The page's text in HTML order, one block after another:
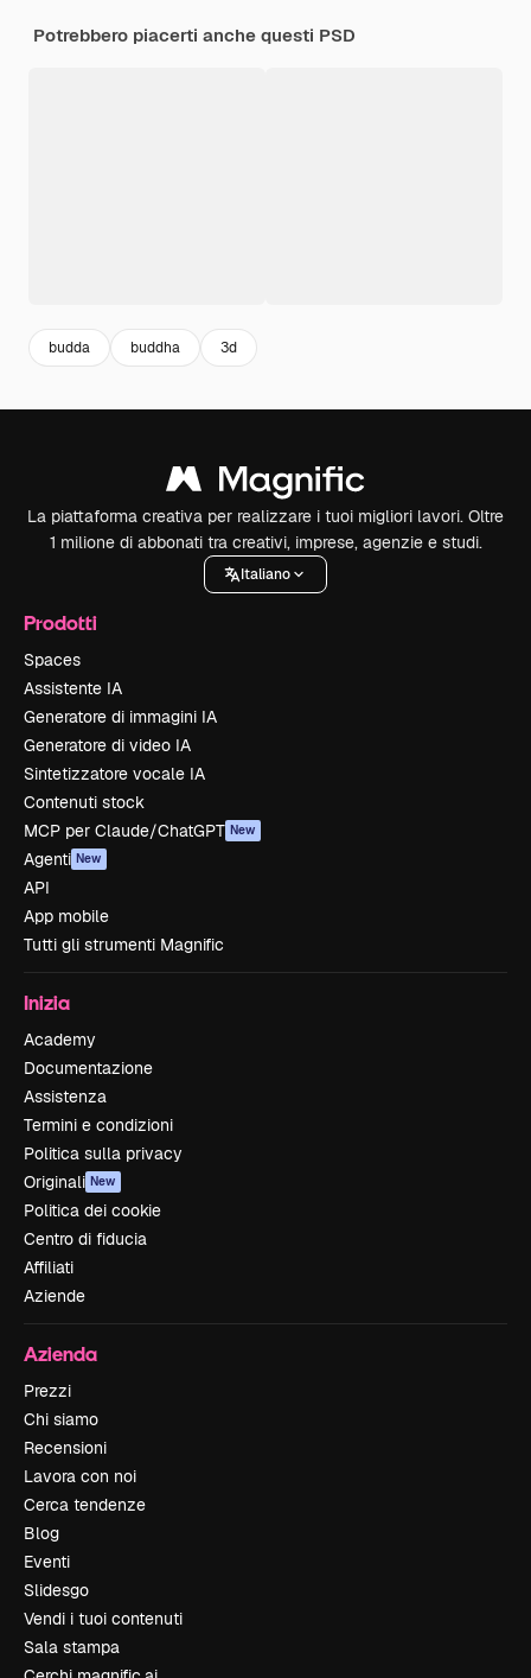
Potrebbero piacerti anche questi PSD
budda buddha 3d
La piattaforma creativa per realizzare i tuoi migliori lavori. Oltre
1 milione di abbonati tra creativi, imprese, agenzie e studi.
Italiano
Prodotti
Spaces
Assistente IA
Generatore di immagini IA
Generatore di video IA
Sintetizzatore vocale IA
Contenuti stock
MCP per Claude/ChatGPT New
Agenti New
API
App mobile
Tutti gli strumenti Magnific
Inizia
Academy
Documentazione
Assistenza
Termini e condizioni
Politica sulla privacy
Originali New
Politica dei cookie
Centro di fiducia
Affiliati
Aziende
Azienda
Prezzi
Chi siamo
Recensioni
Lavora con noi
Cerca tendenze
Blog
Eventi
Slidesgo
Vendi i tuoi contenuti
Sala stampa